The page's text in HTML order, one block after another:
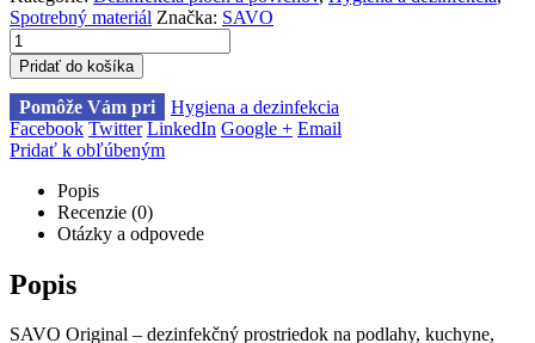
Spotrebný materiál Značka: SAVO
Pridať do košíka
Pomôže Vám pri
Hygiena a dezinfekcia
Facebook Twitter LinkedIn Google + Email
Pridať k obľúbeným
Popis
Recenzie (0)
Otázky a odpovede
Popis
SAVO Original – dezinfekčný prostriedok na podlahy, kuchyne,